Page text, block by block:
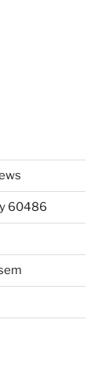
60486